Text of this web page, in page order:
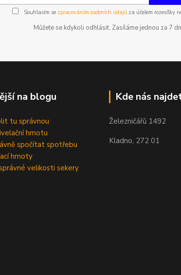
Souhlasím se zpracováním osobních údajůza účelem rozesílky
Můžete se kdykoli odhlásit. Zasíláme jednou za 7
na blogu
tu správnou
hmotu
spočítat spotřebu
hmoty
velikosti sekery
Kde nás
Železničářů 1492
Kladno, 272 01